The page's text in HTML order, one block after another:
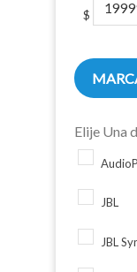
$
Elije Una
JBL
JBL